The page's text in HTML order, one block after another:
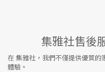
集雅社售後
在集雅社 ，我們不僅提供優質
體驗。